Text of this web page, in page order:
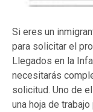
Si eres un
para solicitar el
Llegados en la
necesitarás
solicitud. Uno de
una hoja de